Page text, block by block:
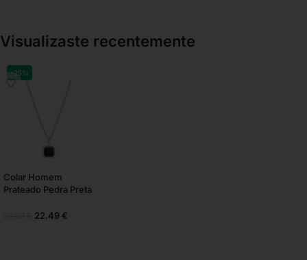
Visualizaste recentemente​
-25%
Colar Homem
Prateado Pedra Preta
22.49 €